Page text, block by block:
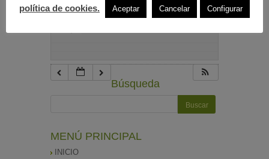
Búsqueda
MENÚ PRINCIPAL
INICIO
política de cookies.
Aceptar Cancelar Configurar